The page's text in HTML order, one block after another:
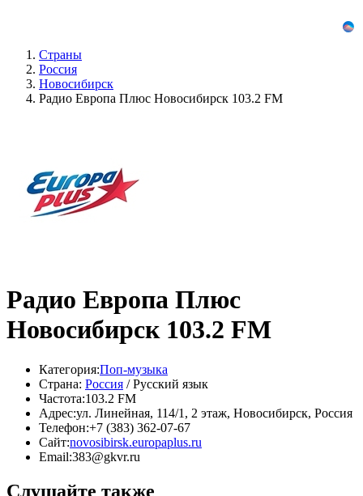
Страны
Россия
Новосибирск
Радио Европа Плюс Новосибирск 103.2 FM
Радио Европа Плюс
Новосибирск 103.2 FM
Категория:Поп-музыка
Страна: Россия / Русский язык
Частота:103.2 FM
Адрес:ул. Линейная, 114/1, 2 этаж, Новосибирск, Россия
Телефон:+7 (383) 362-07-67
Сайт:novosibirsk.europaplus.ru
Email:383@gkvr.ru
Слушайте также